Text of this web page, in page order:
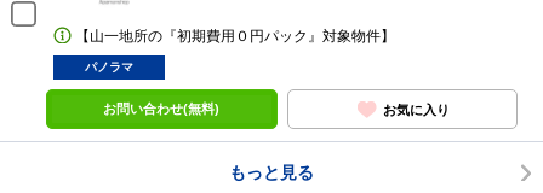
【山一地所の『初期費用０円パック』対象物件】
パノラマ
お問い合わせ(無料) お気に入り
もっと見る